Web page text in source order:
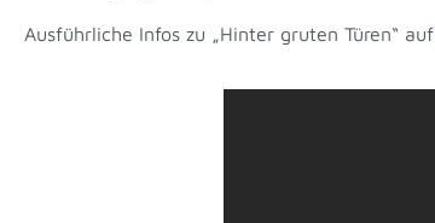
Ausführliche Infos zu „Hinter gruten Türen“ auf